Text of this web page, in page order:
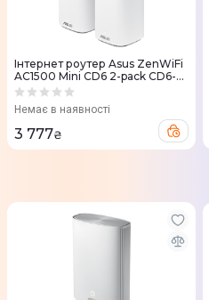
Iнтернет роутер Asus ZenWiFi
AC1500 Mini CD6 2-pack CD6-
2PK
Немає в наявності
3 777₴